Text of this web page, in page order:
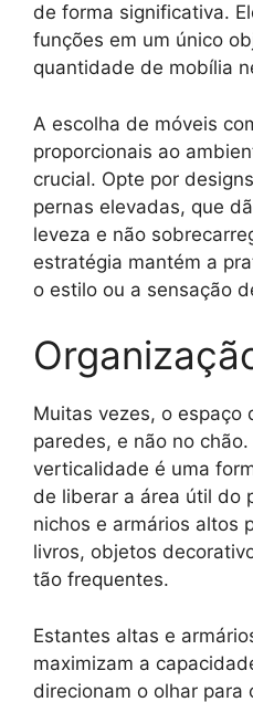
de forma significativa.
funções em um único
quantidade de mobília
A escolha de móveis
proporcionais ao
crucial. Opte por
pernas elevadas, que
leveza e não
estratégia mantém a
o estilo ou a sensação
Muitas vezes, o espaço
paredes, e não no
verticalidade é uma
de liberar a área útil do
nichos e armários altos
livros, objetos
tão frequentes.
Estantes altas e
maximizam a
direcionam o olhar para